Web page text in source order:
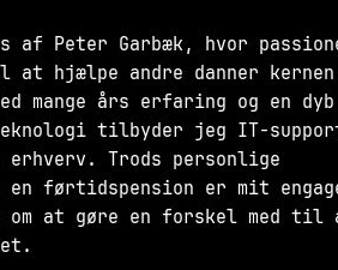
af Peter Garbæk, hvor
hjælpe andre danner
mange års erfaring og en dyb
tilbyder jeg IT-
erhverv. Trods personlige
en førtidspension er mit
om at gøre en forskel med til